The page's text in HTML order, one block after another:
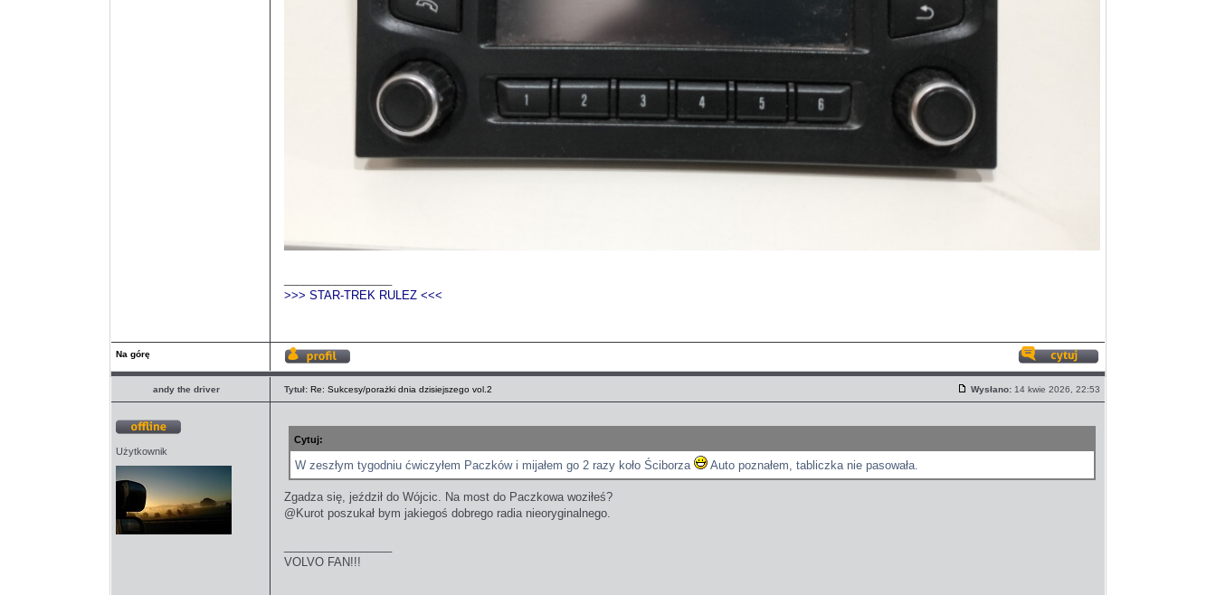
>>> STAR-TREK RULEZ <<<
Na górę
Wyświetl
profil
Odpowiedz
z
andy the driver Tytuł: Re: Sukcesy/porażki dnia dzisiejszego vol.2
Post
Wysłano: 14 kwie 2026, 22:53
Użytkownik
Cytuj:
W zeszłym tygodniu ćwiczyłem Paczków i mijałem go 2 razy koło Ściborza Auto poznałem, tabliczka nie pasowała.
Zgadza się, jeździł do Wójcic. Na most do Paczkowa woziłeś?
@Kurot poszukał bym jakiegoś dobrego radia nieoryginalnego.
VOLVO FAN!!!